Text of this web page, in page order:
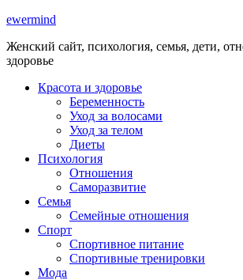
ewermind
Женский сайт, психология, семья, дети,
здоровье
Красота и здоровье
Беременность
Уход за волосами
Уход за телом
Диеты
Психология
Отношения
Саморазвитие
Семья
Семейные отношения
Спорт
Спортивное питание
Спортивные тренировки
Мода